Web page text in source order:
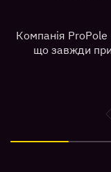
Компанія ProPole
що завжди